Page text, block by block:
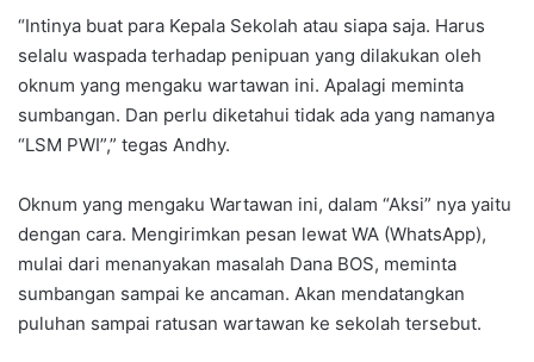
“Intinya buat para Kepala Sekolah atau siapa saja. Harus
selalu waspada terhadap penipuan yang dilakukan oleh
oknum yang mengaku wartawan ini. Apalagi meminta
sumbangan. Dan perlu diketahui tidak ada yang namanya
“LSM PWI”,” tegas Andhy.
Oknum yang mengaku Wartawan ini, dalam “Aksi” nya yaitu
dengan cara. Mengirimkan pesan lewat WA (WhatsApp),
mulai dari menanyakan masalah Dana BOS, meminta
sumbangan sampai ke ancaman. Akan mendatangkan
puluhan sampai ratusan wartawan ke sekolah tersebut.